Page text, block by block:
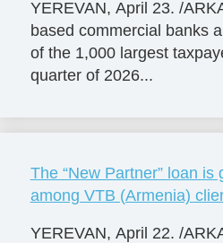
YEREVAN, April 23. /
based commercial banks
of the 1,000 largest
quarter of 2026...
The “New Partner” loan is
among VTB (Armenia)
YEREVAN, April 22. /